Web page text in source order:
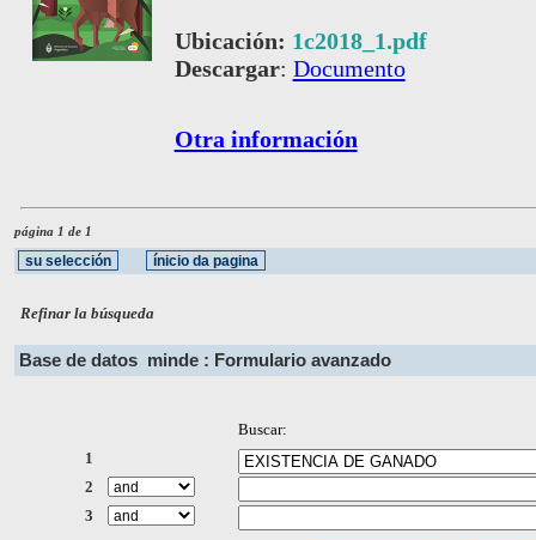
Ubicación: 1c2018_1.pdf
Descargar: Documento
Otra información
página 1 de 1
Refinar la búsqueda
Base de datos minde : Formulario avanzado
Buscar:
1
2
3